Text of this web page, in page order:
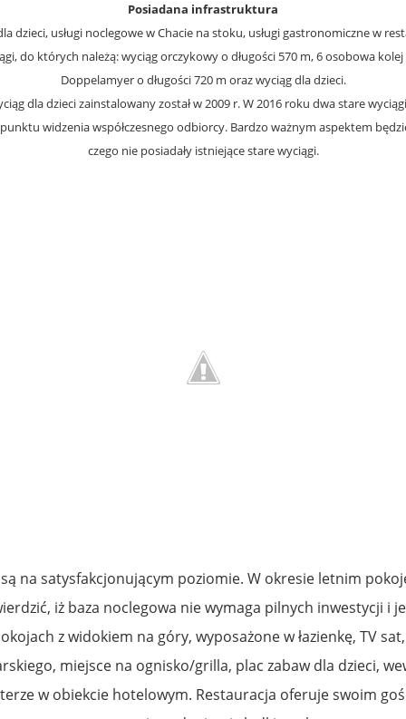
Posiadana infrastruktura
dzieci, usługi noclegowe w Chacie na stoku, usługi gastronomiczne w
do których należą: wyciąg orczykowy o długości 570 m, 6 osobowa
Doppelamyer o długości 720 m oraz wyciąg dla dzieci.
dla dzieci zainstalowany został w 2009 r. W 2016 roku dwa stare
widzenia współczesnego odbiorcy. Bardzo ważnym aspektem
czego nie posiadały istniejące stare wyciągi.
na satysfakcjonującym poziomie. W okresie letnim
iż baza noclegowa nie wymaga pilnych inwestycji i
z widokiem na góry, wyposażone w łazienkę, TV
miejsce na ognisko/grilla, plac zabaw dla dzieci,
w obiekcie hotelowym. Restauracja oferuje swoim